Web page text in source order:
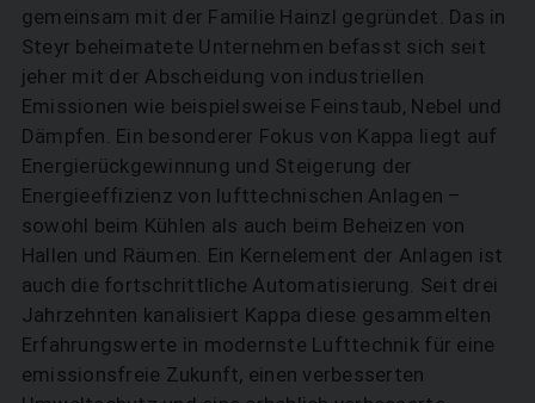
gemeinsam mit der Familie Hainzl gegründet. Das in
Steyr beheimatete Unternehmen befasst sich seit
jeher mit der Abscheidung von industriellen
Emissionen wie beispielsweise Feinstaub, Nebel und
Dämpfen. Ein besonderer Fokus von Kappa liegt auf
Energierückgewinnung und Steigerung der
Energieeffizienz von lufttechnischen Anlagen –
sowohl beim Kühlen als auch beim Beheizen von
Hallen und Räumen. Ein Kernelement der Anlagen ist
auch die fortschrittliche Auto­matisierung. Seit drei
Jahrzehnten kanalisiert Kappa diese gesammelten
Erfahrungswerte in modernste Lufttechnik für eine
emissionsfreie Zukunft, einen verbesserten